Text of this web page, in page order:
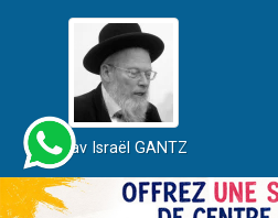
Rav Israël GANTZ